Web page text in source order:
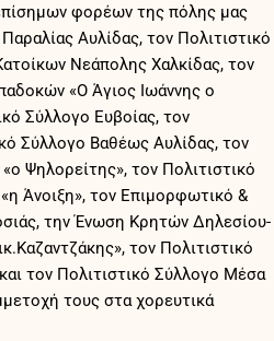
φορέων της πόλης μας
Αυλίδας, τον Πολιτιστικό
Νεάπολης Χαλκίδας, τον
«Ο Άγιος Ιωάννης ο
Σύλλογο Ευβοίας, τον
Σύλλογο Βαθέως Αυλίδας, τον
Ψηλορείτης», τον Πολιτιστικό
Άνοιξη», τον Επιμορφωτικό &
την Ένωση Κρητών Δηλεσίου-
τον Πολιτιστικό
τον Πολιτιστικό Σύλλογο Μέσα
τους στα χορευτικά